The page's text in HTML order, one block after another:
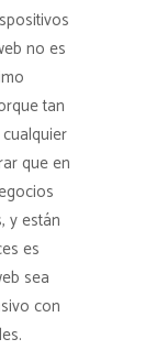
no es
tan
que en
y están
es
sea
con